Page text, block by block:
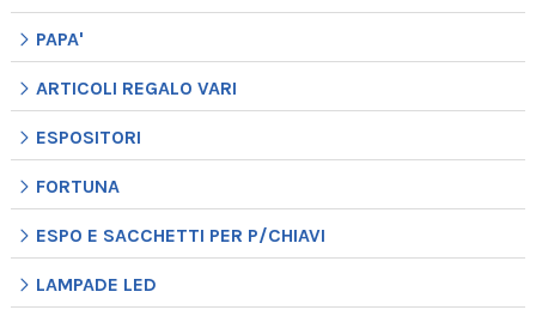
PAPA'
ARTICOLI REGALO VARI
ESPOSITORI
FORTUNA
ESPO E SACCHETTI PER P/CHIAVI
LAMPADE LED